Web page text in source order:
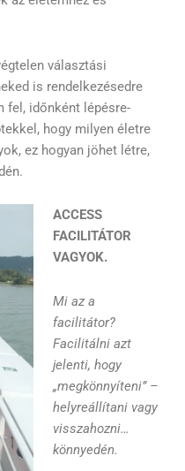
választási
is rendelkezésedre
fel, időnként lépésre-
hogy milyen életre
ez hogyan jöhet létre,
ACCESS
FACILITÁTOR
VAGYOK.
Mi az a
facilitátor?
Facilitálni azt
jelenti, hogy
„megkönnyíteni” –
helyreállítani vagy
visszahozni…
könnyedén.